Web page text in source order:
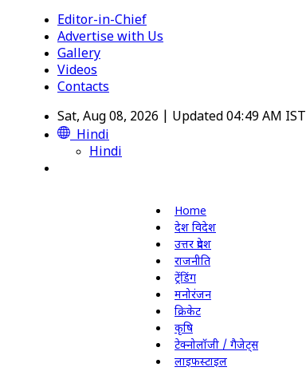
Editor-in-Chief
Advertise with Us
Gallery
Videos
Contacts
Sat, Aug 08, 2026 | Updated 04:49 AM IST
Hindi
Hindi
Home
देश विदेश
उत्तर प्रदेश
राजनीति
ट्रेंडिंग
मनोरंजन
क्रिकेट
कृषि
टेक्नोलॉजी / गैजेट्स
लाइफस्टाइल